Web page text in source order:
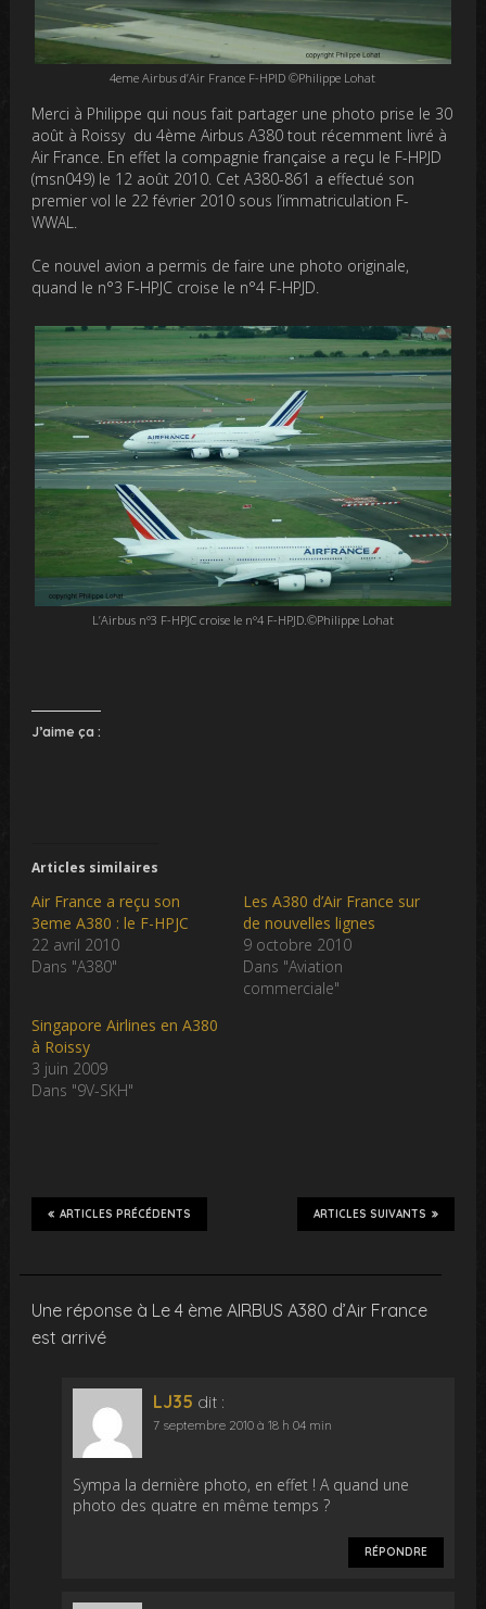
4eme Airbus d’Air France F-HPID ©Philippe Lohat
Merci à Philippe qui nous fait partager une photo prise le 30
août à Roissy du 4ème Airbus A380 tout récemment livré à
Air France. En effet la compagnie française a reçu le F-HPJD
(msn049) le 12 août 2010. Cet A380-861 a effectué son
premier vol le 22 février 2010 sous l’immatriculation F-
WWAL.
Ce nouvel avion a permis de faire une photo originale,
quand le n°3 F-HPJC croise le n°4 F-HPJD.
L’Airbus n°3 F-HPJC croise le n°4 F-HPJD.©Philippe Lohat
J’aime ça :
Articles similaires
Air France a reçu son
3eme A380 : le F-HPJC
22 avril 2010
Dans "A380"
Les A380 d’Air France sur
de nouvelles lignes
9 octobre 2010
Dans "Aviation
commerciale"
Singapore Airlines en A380
à Roissy
3 juin 2009
Dans "9V-SKH"
ARTICLES SUIVANTS
ARTICLES PRÉCÉDENTS
Une réponse à Le 4 ème AIRBUS A380 d’Air France
est arrivé
LJ35 dit :
7 septembre 2010 à 18 h 04 min
Sympa la dernière photo, en effet ! A quand une
photo des quatre en même temps ?
RÉPONDRE